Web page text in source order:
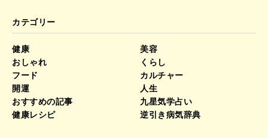
カテゴリー
健康
美容
おしゃれ
くらし
フード
カルチャー
開運
人生
おすすめの記事
九星気学占い
健康レシピ
逆引き病気辞典